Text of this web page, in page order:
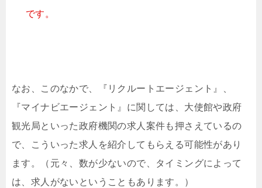
です。
なお、このなかで、『リクルートエージェント』、
『マイナビエージェント』に関しては、大使館や政府
観光局といった政府機関の求人案件も押さえているの
で、こういった求人を紹介してもらえる可能性があり
ます。（元々、数が少ないので、タイミングによって
は、求人がないということもあります。）